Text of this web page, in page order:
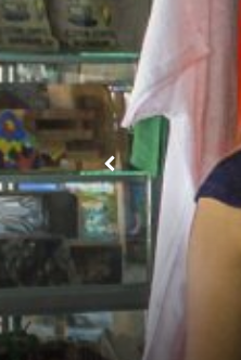
Anterior